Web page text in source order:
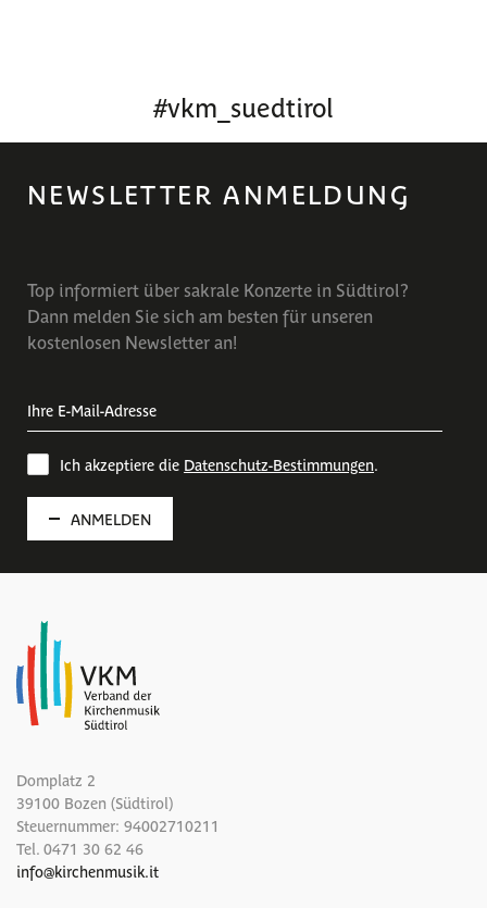
#vkm_suedtirol
NEWSLETTER ANMELDUNG
Top informiert über sakrale Konzerte in Südtirol?
Dann melden Sie sich am besten für unseren
kostenlosen Newsletter an!
Ich akzeptiere die Datenschutz-Bestimmungen.
ANMELDEN
Domplatz 2
39100 Bozen (Südtirol)
Steuernummer: 94002710211
Tel. 0471 30 62 46
info@kirchenmusik.it